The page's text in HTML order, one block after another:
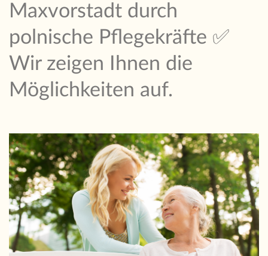
Maxvorstadt durch
polnische Pflegekräfte ✅
Wir zeigen Ihnen die
Möglichkeiten auf.